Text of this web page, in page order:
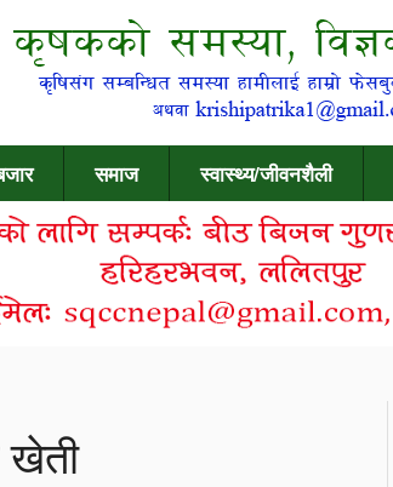
समाज स्वास्थ्य/जीवनशैली
खेती